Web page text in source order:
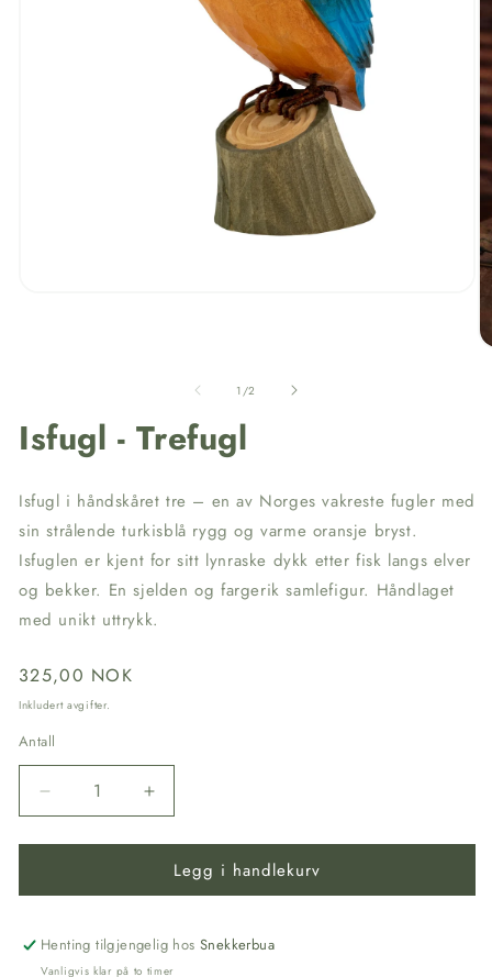
1 /av
2
Isfugl - Trefugl
Isfugl i håndskåret tre – en av Norges vakreste fugler med
sin strålende turkisblå rygg og varme oransje bryst.
Isfuglen er kjent for sitt lynraske dykk etter fisk langs elver
og bekker. En sjelden og fargerik samlefigur. Håndlaget
med unikt uttrykk.
Vanlig
pris
325,00 NOK
Inkludert avgifter.
Antall
antallet
for
-
Øk
antallet
for
Isfugl
-
Legg i handlekurv
Henting tilgjengelig hos Snekkerbua
Vanligvis klar på to timer